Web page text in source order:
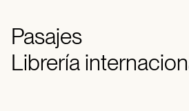
Pasajes
Librería